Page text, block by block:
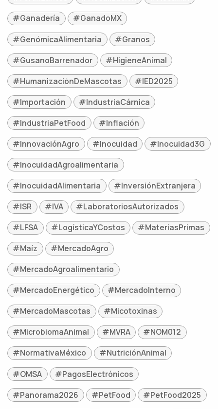
#Ganadería
#GanadoMX
#GenómicaAlimentaria
#Granos
#GusanoBarrenador
#HigieneAnimal
#HumanizaciónDeMascotas
#IED2025
#Importación
#IndustriaCárnica
#IndustriaPetFood
#Inflación
#InnovaciónAgro
#Inocuidad
#Inocuidad3G
#InocuidadAgroalimentaria
#InocuidadAlimentaria
#InversiónExtranjera
#ISR
#IVA
#LaboratoriosAutorizados
#LFSA
#LogísticaYCostos
#MateriasPrimas
#Maíz
#MercadoAgro
#MercadoAgroalimentario
#MercadoEnergético
#MercadoInterno
#MercadoMascotas
#Micotoxinas
#MicrobiomaAnimal
#MVRA
#NOM012
#NormativaMéxico
#NutriciónAnimal
#OMSA
#PagosElectrónicos
#Panorama2026
#PetFood
#PetFood2025